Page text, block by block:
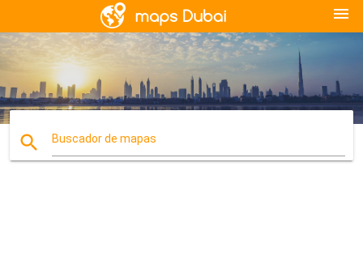
menu
search Buscador de mapas